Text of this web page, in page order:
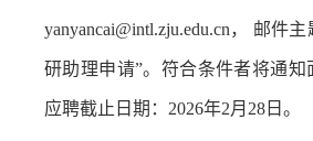
yanyancai@intl.zju.edu.cn， 邮件主
研助理申请”。符合条件者将通知
应聘截止日期： 2026年2月 28 日。